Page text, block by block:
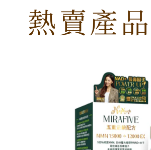
熱賣產品